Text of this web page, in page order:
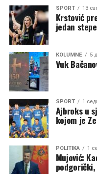
teritorija opštine i
dijelovima Zete”, kazao
Izvor:DAN
SPORT 13
Krstović
jedan
KOLUMNE 5
Vuk
SPORT 1
Ajbroks u
kojom je
POLITIKA 1
Mujović: